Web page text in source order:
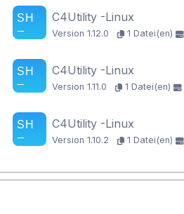
C4Utility -Linux
Version 1.12.0 1 Datei(en)
C4Utility -Linux
Version 1.11.0 1 Datei(en)
C4Utility -Linux
Version 1.10.2 1 Datei(en)